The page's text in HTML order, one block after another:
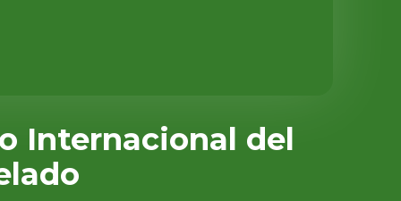
Internacional del